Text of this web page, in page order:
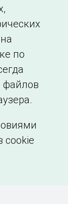
по
файлов
cookie